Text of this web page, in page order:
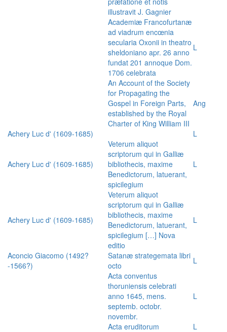
illustravit J. Gagnier
Academiæ Francofurtanæ
ad viadrum encœnia
secularia Oxonii in theatro
sheldoniano apr. 26 anno
fundat 201 annoque Dom.
1706 celebrata
L
An Account of the Society
for Propagating the
Gospel in Foreign Parts,
established by the Royal
Charter of King William III
Ang
Achery Luc d' (1609-1685) L
Achery Luc d' (1609-1685)
Veterum aliquot
scriptorum qui in Galliæ
bibliothecis, maxime
Benedictorum, latuerant,
spicilegium
L
Achery Luc d' (1609-1685)
Veterum aliquot
scriptorum qui in Galliæ
bibliothecis, maxime
Benedictorum, latuerant,
spicilegium […] Nova
editio
L
Aconcio Giacomo (1492?
-1566?)
Satanæ strategemata libri
octo
L
Acta conventus
thoruniensis celebrati
anno 1645, mens.
septemb. octobr.
novembr.
L
Acta eruditorum
L